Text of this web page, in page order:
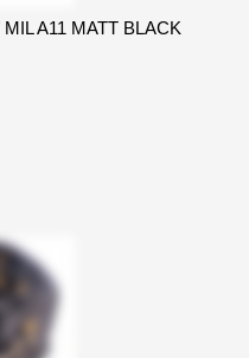
A11 MATT BLACK